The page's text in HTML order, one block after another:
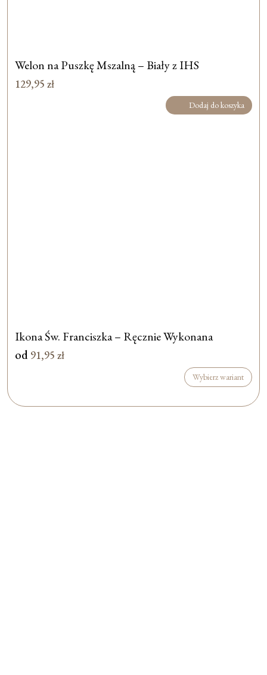
Welon na Puszkę Mszalną – Biały z IHS
129,95 zł
Dodaj do koszyka
Ikona Św. Franciszka – Ręcznie Wykonana
od 91,95 zł
Wybierz wariant